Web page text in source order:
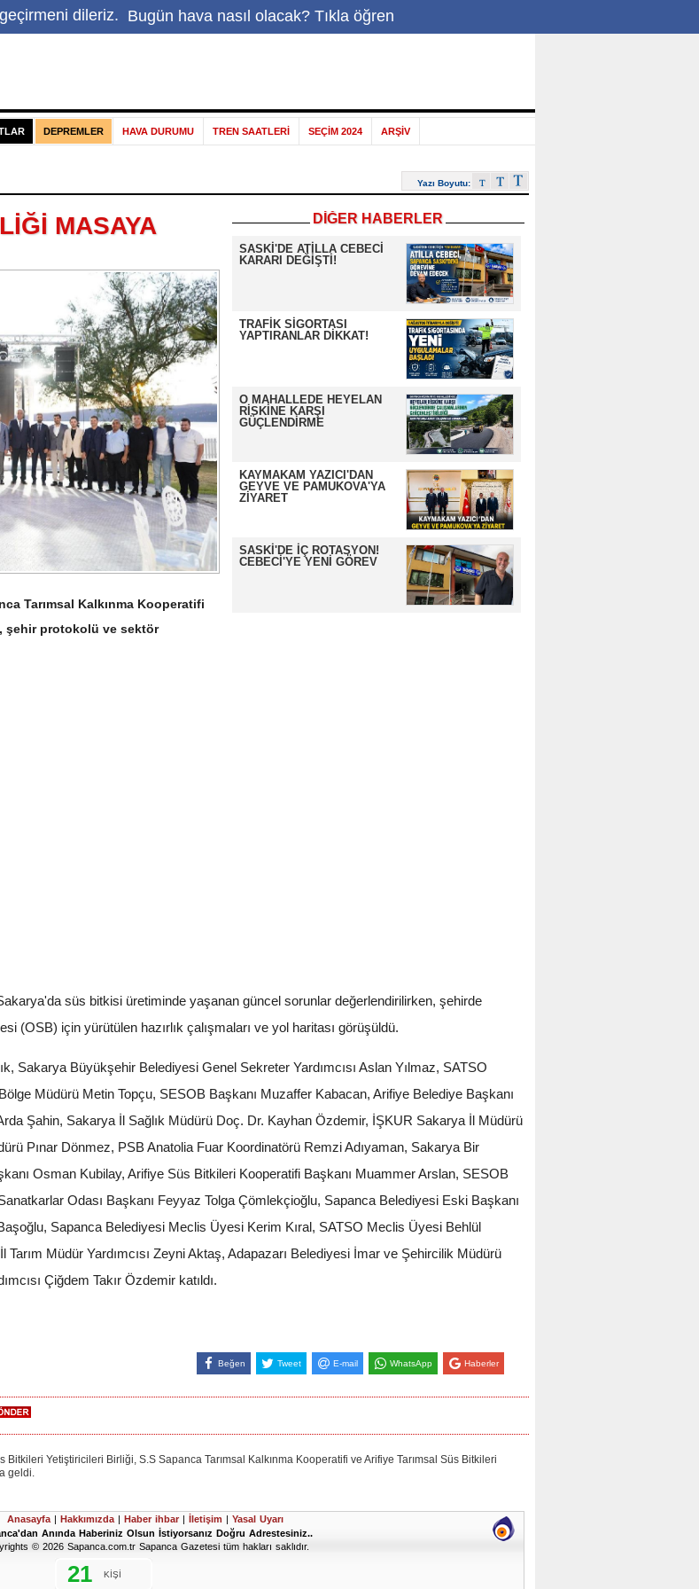
dileriz. Bugün hava nasıl olacak? Tıkla öğren
Hakkımızda|Haber ihbar|İletişim|Sapanca Gölü|E-Posta|
DEPREMLER HAVA DURUMU TREN SAATLERİ SEÇİM 2024 ARŞİV
Yazı Boyutu:
DİĞER HABERLER
SASKİ'DE ATİLLA CEBECİ
KARARI DEĞİŞTİ!
TRAFİK SİGORTASI
YAPTIRANLAR DİKKAT!
O MAHALLEDE HEYELAN
RİSKİNE KARŞI
GÜÇLENDİRME
KAYMAKAM YAZICI'DAN
GEYVE VE PAMUKOVA'YA
ZİYARET
SASKİ'DE İÇ ROTASYON!
CEBECİ'YE YENİ GÖREV
MASAYA
Tarımsal Kalkınma Kooperatifi
şehir protokolü ve sektör
süs bitkisi üretiminde yaşanan güncel sorunlar değerlendirilirken, şehirde
(OSB) için yürütülen hazırlık çalışmaları ve yol haritası görüşüldü.
Sakarya Büyükşehir Belediyesi Genel Sekreter Yardımcısı Aslan Yılmaz, SATSO
Müdürü Metin Topçu, SESOB Başkanı Muzaffer Kabacan, Arifiye Belediye Başkanı
Şahin, Sakarya İl Sağlık Müdürü Doç. Dr. Kayhan Özdemir, İŞKUR Sakarya İl Müdürü
Pınar Dönmez, PSB Anatolia Fuar Koordinatörü Remzi Adıyaman, Sakarya Bir
Osman Kubilay, Arifiye Süs Bitkileri Kooperatifi Başkanı Muammer Arslan, SESOB
Odası Başkanı Feyyaz Tolga Çömlekçioğlu, Sapanca Belediyesi Eski Başkanı
Sapanca Belediyesi Meclis Üyesi Kerim Kıral, SATSO Meclis Üyesi Behlül
Müdür Yardımcısı Zeyni Aktaş, Adapazarı Belediyesi İmar ve Şehircilik Müdürü
Çiğdem Takır Özdemir katıldı.
Beğen Tweet E-mail WhatsApp Haberler
Bitkileri Yetiştiricileri Birliği, S.S Sapanca Tarımsal Kalkınma Kooperatifi ve Arifiye Tarımsal Süs Bitkileri
geldi.
Anasayfa | Hakkımızda | Haber ihbar | İletişim | Yasal Uyarı
Anında Haberiniz Olsun İstiyorsanız Doğru Adrestesiniz..
© 2026 Sapanca.com.tr Sapanca Gazetesi tüm hakları saklıdır.